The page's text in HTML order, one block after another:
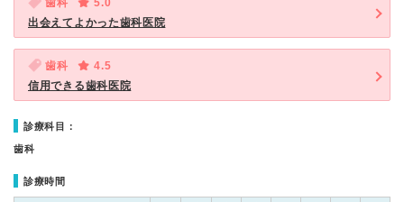
歯科
5.0
出会えてよかった歯科医院
歯科
4.5
信用できる歯科医院
診療科目：
歯科
診療時間